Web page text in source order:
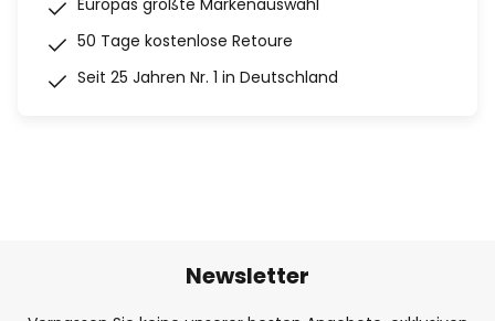
Europas größte Markenauswahl
50 Tage kostenlose Retoure
Seit 25 Jahren Nr. 1 in Deutschland
Newsletter